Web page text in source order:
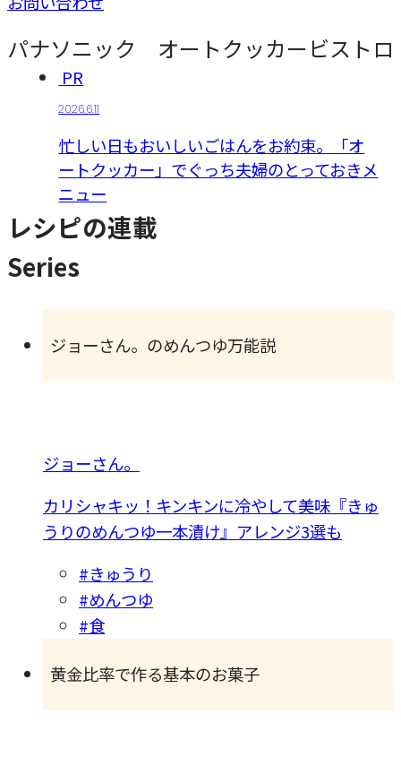
パナソニック オートクッカービストロ
PR
2026.6.11
忙しい日もおいしいごはんをお約束。「オ
ートクッカー」でぐっち夫婦のとっておきメ
ニュー
レシピの連載
Series
ジョーさん。のめんつゆ万能説
ジョーさん。
カリシャキッ！キンキンに冷やして美味『きゅ
うりのめんつゆ一本漬け』アレンジ3選も
#きゅうり
#めんつゆ
#食
黄金比率で作る基本のお菓子